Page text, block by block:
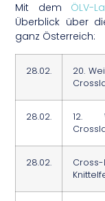
Mit dem ÖLV-
Überblick über
ganz Österreich:
28.02.
20.
28.02.
12.
28.02.
Cross-